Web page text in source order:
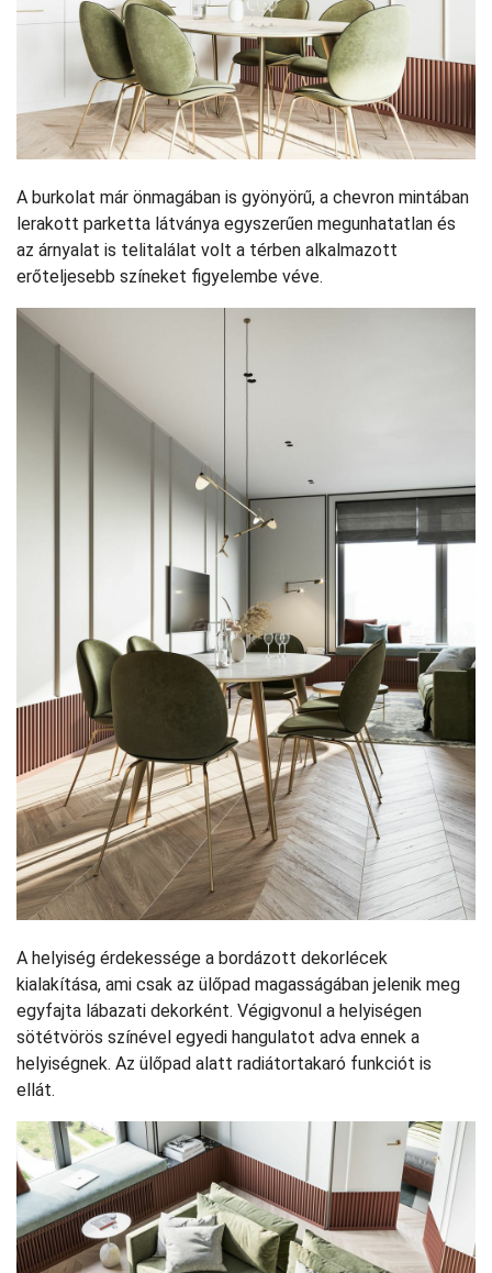
A burkolat már önmagában is gyönyörű, a chevron mintában
lerakott parketta látványa egyszerűen megunhatatlan és
az árnyalat is telitalálat volt a térben alkalmazott
erőteljesebb színeket figyelembe véve.
A helyiség érdekessége a bordázott dekorlécek
kialakítása, ami csak az ülőpad magasságában jelenik meg
egyfajta lábazati dekorként. Végigvonul a helyiségen
sötétvörös színével egyedi hangulatot adva ennek a
helyiségnek. Az ülőpad alatt radiátortakaró funkciót is
ellát.